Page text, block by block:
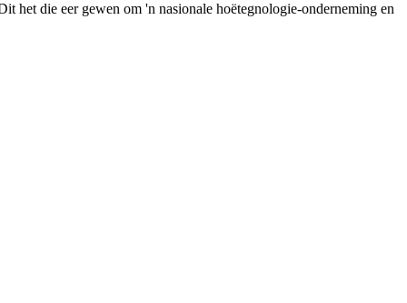
het die eer gewen om 'n nasionale hoëtegnologie-onderneming en